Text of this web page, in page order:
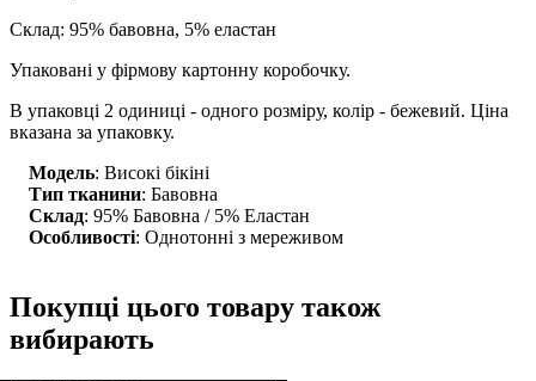
Склад: 95% бавовна, 5% еластан
Упаковані у фірмову картонну коробочку.
В упаковці 2 одиниці - одного розміру, колір - бежевий. Ціна
вказана за упаковку.
Модель: Високі бікіні
Тип тканини: Бавовна
Склад: 95% Бавовна / 5% Еластан
Особливості: Однотонні з мереживом
Покупці цього товару також
вибирають